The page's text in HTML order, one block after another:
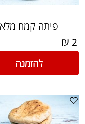
פיתה קמח מלא
₪ 2
להזמנה